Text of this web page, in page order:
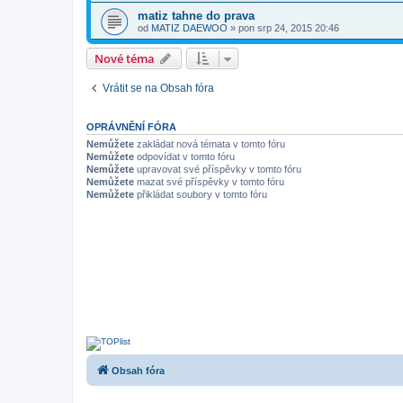
matiz tahne do prava
od MATIZ DAEWOO » pon srp 24, 2015 20:46
Nové téma
Vrátit se na Obsah fóra
OPRÁVNĚNÍ FÓRA
Nemůžete zakládat nová témata v tomto fóru
Nemůžete odpovídat v tomto fóru
Nemůžete upravovat své příspěvky v tomto fóru
Nemůžete mazat své příspěvky v tomto fóru
Nemůžete přikládat soubory v tomto fóru
Obsah fóra